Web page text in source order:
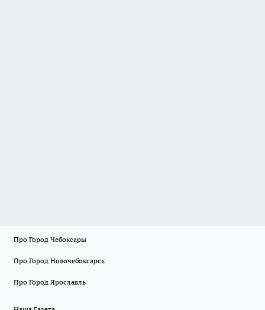
Про Город Чебоксары
Про Город Новочебоксарск
Про Город Ярославль